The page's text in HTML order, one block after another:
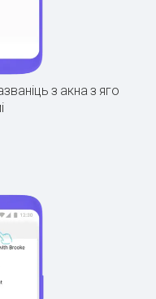
з акна з яго